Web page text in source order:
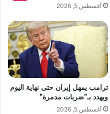
أغسطس 5, 2026
ترامب يمهل إيران حتى نهاية اليوم
ويهدد بـ”ضربات مدمرة”
أغسطس 5, 2026